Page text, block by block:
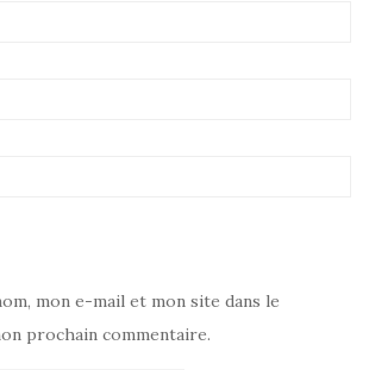
mon e-mail et mon site dans le
prochain commentaire.